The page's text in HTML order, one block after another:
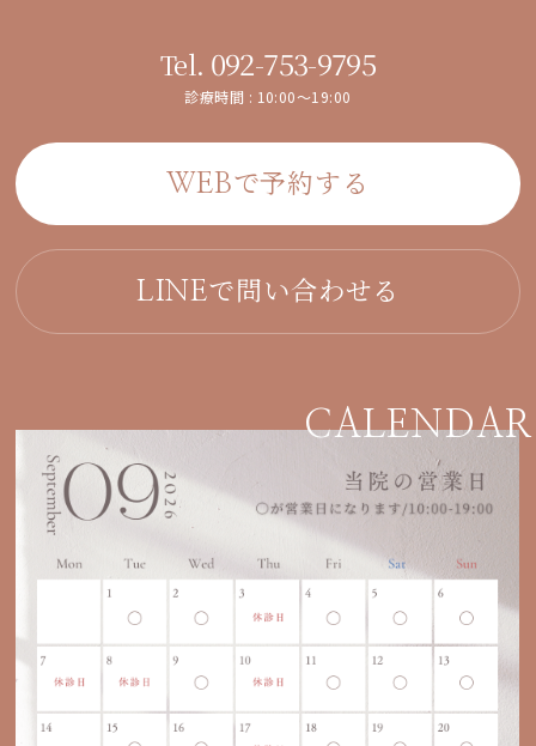
Tel. 092-753-9795
診療時間 : 10:00～19:00
WEBで予約する
LINEで問い合わせる
CALENDAR